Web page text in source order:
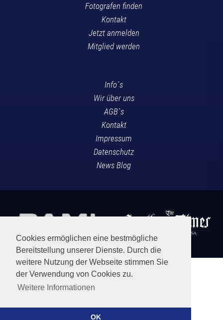
Cookies ermöglichen eine bestmögliche
Bereitstellung unserer Dienste. Durch die
weitere Nutzung der Webseite stimmen Sie
der Verwendung von Cookies zu.
Weitere Informationen
OK
Fotografen finden
Kontakt
Jetzt anmelden
Mitglied werden
Info´s
Wir über uns
AGB´s
Kontakt
Impressum
Datenschutz
News Blog